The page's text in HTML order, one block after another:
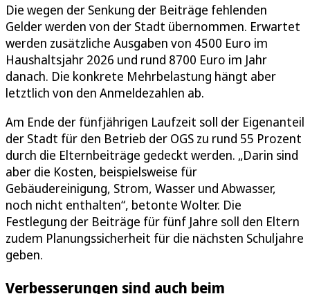
Die wegen der Senkung der Beiträge fehlenden
Gelder werden von der Stadt übernommen. Erwartet
werden zusätzliche Ausgaben von 4500 Euro im
Haushaltsjahr 2026 und rund 8700 Euro im Jahr
danach. Die konkrete Mehrbelastung hängt aber
letztlich von den Anmeldezahlen ab.
Am Ende der fünfjährigen Laufzeit soll der Eigenanteil
der Stadt für den Betrieb der OGS zu rund 55 Prozent
durch die Elternbeiträge gedeckt werden. „Darin sind
aber die Kosten, beispielsweise für
Gebäudereinigung, Strom, Wasser und Abwasser,
noch nicht enthalten“, betonte Wolter. Die
Festlegung der Beiträge für fünf Jahre soll den Eltern
zudem Planungssicherheit für die nächsten Schuljahre
geben.
Verbesserungen sind auch beim